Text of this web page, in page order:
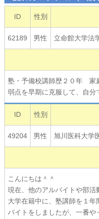
ID 性別
62189 男性 立命館大学法
塾・予備校講師歴２０年 家
弱点を早期に克服して、自分
ID 性別
49204 男性 旭川医科大学
こんにちは＾＾
現在、他のアルバイトや部活
大学在籍中に、塾講師を１
バイトをしましたが、一番や